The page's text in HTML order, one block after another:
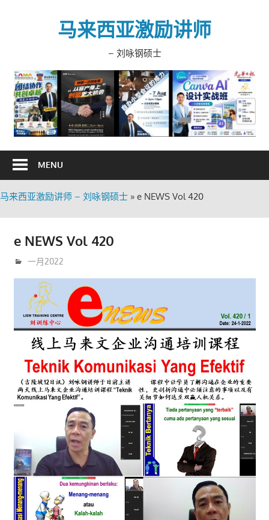
马来西亚激励讲师
– 刘咏钢硕士
MENU
马来西亚激励讲师 – 刘咏钢硕士 » e NEWS Vol 420
e NEWS Vol 420
1月 24, 2022
trainer
一月2022